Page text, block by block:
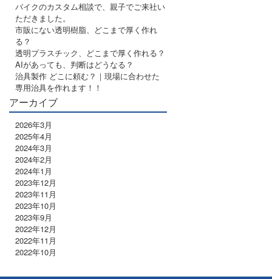
バイクのカスタム相談で、親子でご来社い
ただきました。
市販にない透明樹脂、どこまで厚く作れ
る？
透明プラスチック、どこまで厚く作れる？
AIがあっても、判断はどうなる？
治具製作 どこに頼む？｜現場に合わせた
専用治具を作れます！！
アーカイブ
2026年3月
2025年4月
2024年3月
2024年2月
2024年1月
2023年12月
2023年11月
2023年10月
2023年9月
2022年12月
2022年11月
2022年10月